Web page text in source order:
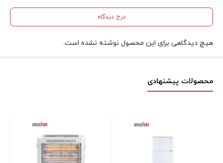
درج دیدگاه
هیچ دیدگاهی برای این محصول نوشته نشده است.
محصولات پیشنهادی